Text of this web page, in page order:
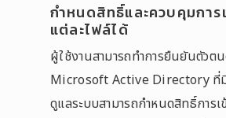
กำหนดสิทธิ์และควบคุมการ
แต่ละไฟล์ได้
ผู้ใช้งานสามารถทำการยืนยันตัวต
Microsoft Active Directory ที่
ดูแลระบบสามารถกำหนดสิทธิ์การเ